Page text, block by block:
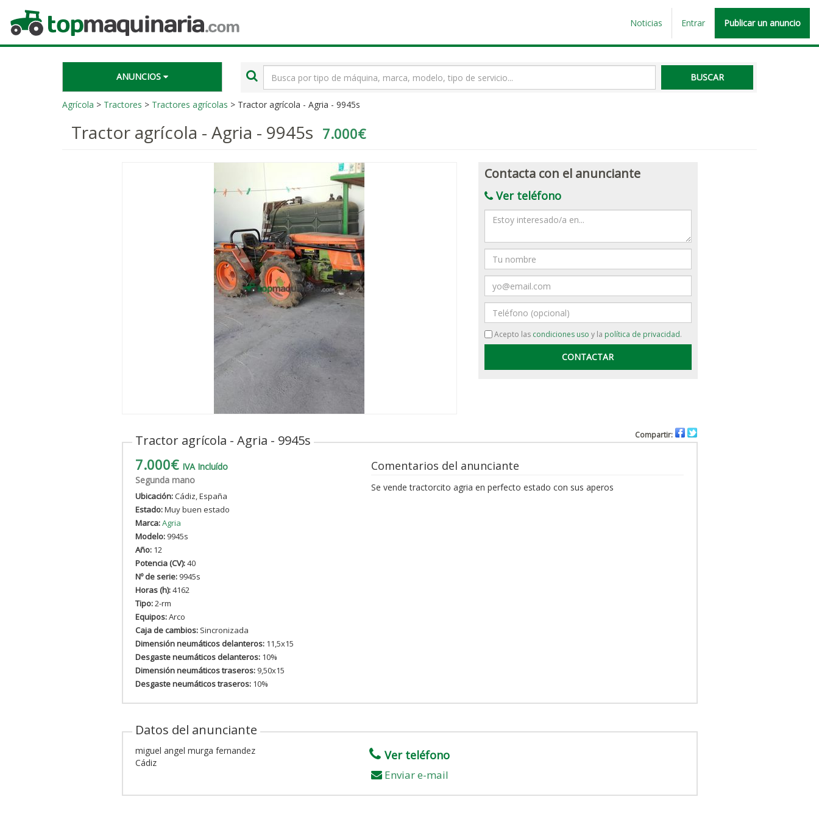
Topmaquinaria.com
Noticias
Entrar Publicar un anuncio
ANUNCIOS
Agrícola > Tractores > Tractores agrícolas > Tractor agrícola - Agria - 9945s
Tractor agrícola - Agria - 9945s 7.000€
Contacta con el anunciante
Ver teléfono
Mensaje
Nombre
Email
Teléfono
Acepto las condiciones uso y la política de privacidad.
Tractor agrícola - Agria - 9945s Compartir:
7.000€ IVA Incluído
Segunda mano
Ubicación:Cádiz, España
Estado:Muy buen estado
Marca:Agria
Modelo:9945s
Año:12
Potencia (CV):40
Nº de serie:9945s
Horas (h):4162
Tipo:2-rm
Equipos:Arco
Caja de cambios:Sincronizada
Dimensión neumáticos delanteros:11,5x15
Desgaste neumáticos delanteros:10%
Dimensión neumáticos traseros:9,50x15
Desgaste neumáticos traseros:10%
Comentarios del anunciante
Se vende tractorcito agria en perfecto estado con sus aperos
Datos del anunciante
miguel angel murga fernandez
Cádiz
Ver teléfono
Enviar e-mail